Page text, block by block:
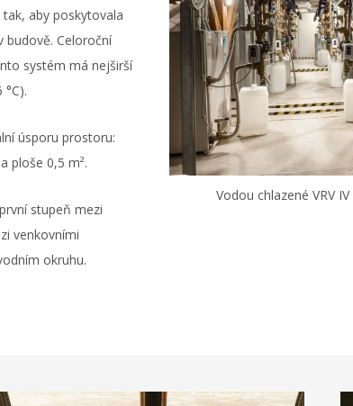
aby poskytovala
budově. Celoroční
systém má nejširší
úsporu prostoru:
ploše 0,5 m².
stupeň mezi
venkovními
okruhu.
Vodou chlazené VRV